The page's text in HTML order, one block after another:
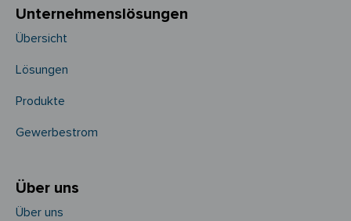
Unternehmens­­lösungen
Übersicht
Lösungen
Produkte
Gewerbestrom
Über uns
Über uns